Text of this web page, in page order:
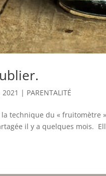
| PARENTALITÉ
technique du « fruitomètre
il y a quelques mois.